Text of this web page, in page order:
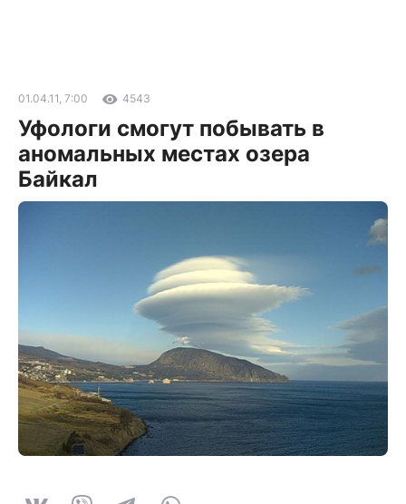
01.04.11, 7:00 4543
Уфологи смогут побывать в
аномальных местах озера
Байкал